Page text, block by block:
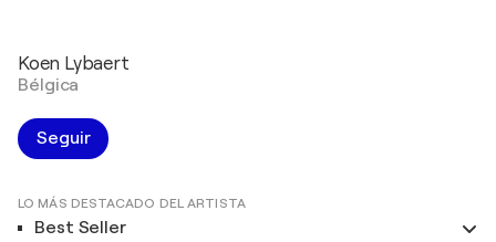
Koen Lybaert
Bélgica
Seguir
LO MÁS DESTACADO DEL ARTISTA
Best Seller